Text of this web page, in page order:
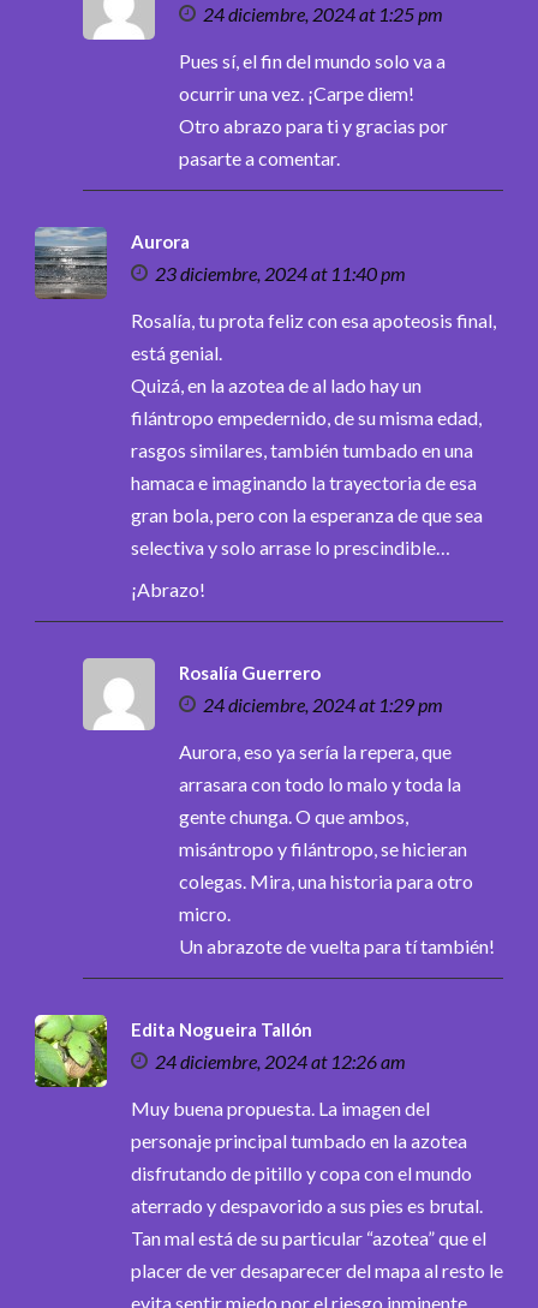
24 diciembre, 2024 at 1:25 pm
Pues sí, el fin del mundo solo va a
ocurrir una vez. ¡Carpe diem!
Otro abrazo para ti y gracias por
pasarte a comentar.
Aurora
23 diciembre, 2024 at 11:40 pm
Rosalía, tu prota feliz con esa apoteosis final,
está genial.
Quizá, en la azotea de al lado hay un
filántropo empedernido, de su misma edad,
rasgos similares, también tumbado en una
hamaca e imaginando la trayectoria de esa
gran bola, pero con la esperanza de que sea
selectiva y solo arrase lo prescindible…
¡Abrazo!
Rosalía Guerrero
24 diciembre, 2024 at 1:29 pm
Aurora, eso ya sería la repera, que
arrasara con todo lo malo y toda la
gente chunga. O que ambos,
misántropo y filántropo, se hicieran
colegas. Mira, una historia para otro
micro.
Un abrazote de vuelta para tí también!
Edita Nogueira Tallón
24 diciembre, 2024 at 12:26 am
Muy buena propuesta. La imagen del
personaje principal tumbado en la azotea
disfrutando de pitillo y copa con el mundo
aterrado y despavorido a sus pies es brutal.
Tan mal está de su particular “azotea” que el
placer de ver desaparecer del mapa al resto le
evita sentir miedo por el riesgo inminente